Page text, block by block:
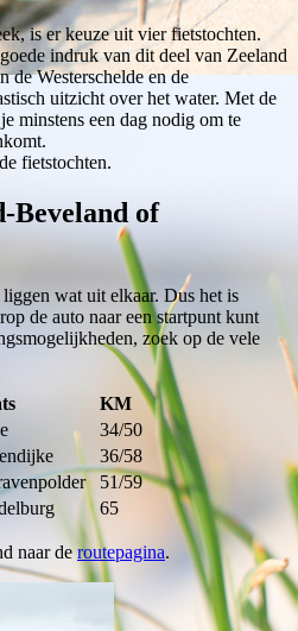
is er keuze uit vier fietstochten.
indruk van dit deel van Zeeland
de Westerschelde en de
uitzicht over het water. Met de
minstens een dag nodig om te
fietstochten.
Beveland of
wat uit elkaar. Dus het is
de auto naar een startpunt kunt
zoek op de vele
KM
34/50
36/58
51/59
65
naar deroutepagina.